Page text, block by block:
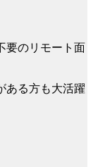
要のリモート面
ある方も大活躍